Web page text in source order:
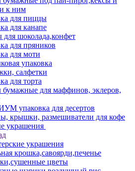
к ним
для пиццы
для канапе
для шоколада,конфет
для пряников
для моти
упаковка
салфетки
для торта
для маффинов, эклеров,
упаковка для десертов
крышки, размешиватели для кофе
украшения
украшения
крошка,савоярди,печенье
цветы